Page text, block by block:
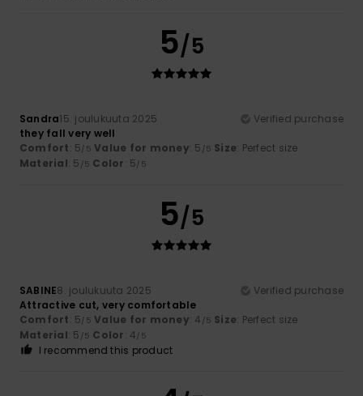
5/5
Sandra15. joulukuuta 2025
Verified purchase
they fall very well
Comfort: 5/5 Value for money: 5 /5 Size: Perfect size
Material: 5 /5 Color: 5/5
5/5
SABINE8. joulukuuta 2025
Verified purchase
Attractive cut, very comfortable
Comfort: 5/5 Value for money: 4 /5 Size: Perfect size
Material: 5 /5 Color: 4/5
I recommend this product